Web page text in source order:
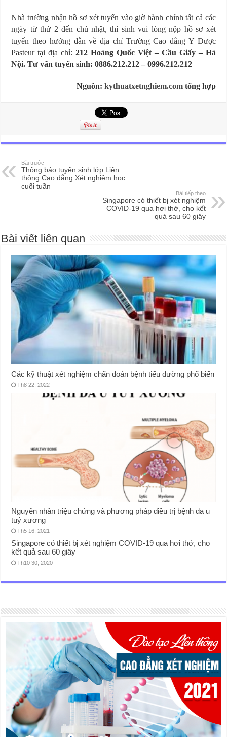
Nhà trường nhận hồ sơ xét tuyển vào giờ hành chính tất cả các
ngày từ thứ 2 đến chủ nhật, thí sinh vui lòng nộp hồ sơ xét
tuyển theo hướng dẫn về địa chỉ Trường Cao đẳng Y Dược
Pasteur tại địa chỉ:212 Hoàng Quốc Việt – Cầu Giấy – Hà
Nội. Tư vấn tuyển sinh: 0886.212.212 – 0996.212.212
Nguồn: kythuatxetnghiem.comtổng hợp
Bài trước
Thông báo tuyển sinh lớp Liên
thông Cao đẳng Xét nghiệm học
cuối tuần
Bài tiếp theo
Singapore có thiết bị xét nghiệm
COVID-19 qua hơi thở, cho kết
quả sau 60 giây
Bài viết liên quan
Các kỹ thuật xét nghiệm chẩn đoán bệnh tiểu đường phổ biến
Th8 22, 2022
Nguyên nhân triệu chứng và phương pháp điều trị bệnh đa u
tuỷ xương
Th5 16, 2021
Singapore có thiết bị xét nghiệm COVID-19 qua hơi thở, cho
kết quả sau 60 giây
Th10 30, 2020